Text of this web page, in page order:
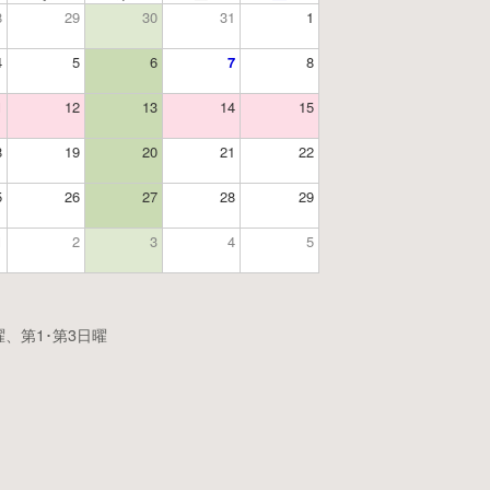
29 30 31 1
5 6 7 8
12 13 14 15
19 20 21 22
26 27 28 29
2 3 4 5
第1･第3日曜